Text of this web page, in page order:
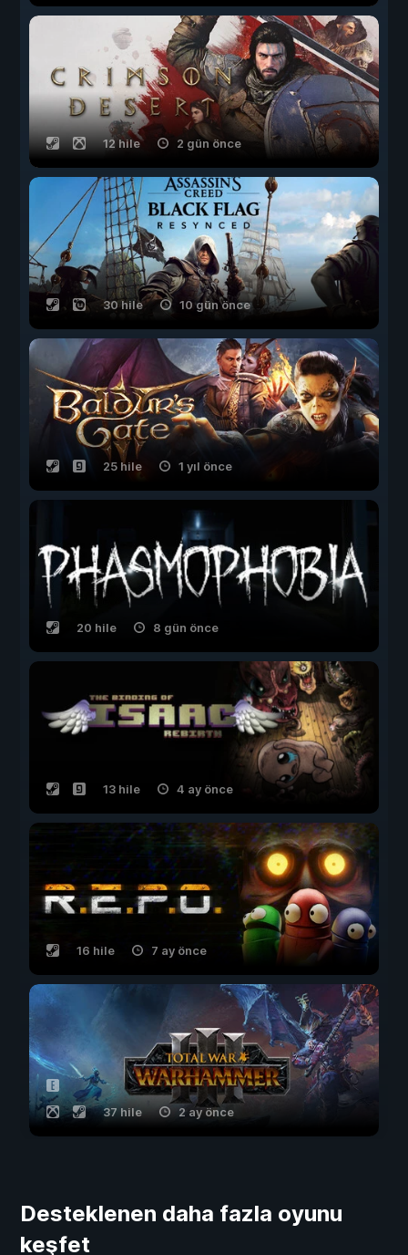
12 hile 2 gün önce
30 hile 10 gün önce
25 hile 1 yıl önce
20 hile 8 gün önce
13 hile 4 ay önce
16 hile 7 ay önce
37 hile 2 ay önce
Desteklenen daha fazla oyunu
keşfet